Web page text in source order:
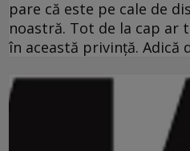
pare că este pe cale de
noastră. Tot de la cap ar
în această privinţă. Adică